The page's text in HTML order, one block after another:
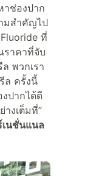
ช่องปาก
มสำคัญไป
ที่
ราคาที่จับ
พวกเรา
ล ครั้งนี้
ปากได้ดี
งเต็มที่”
เนชั่นแนล